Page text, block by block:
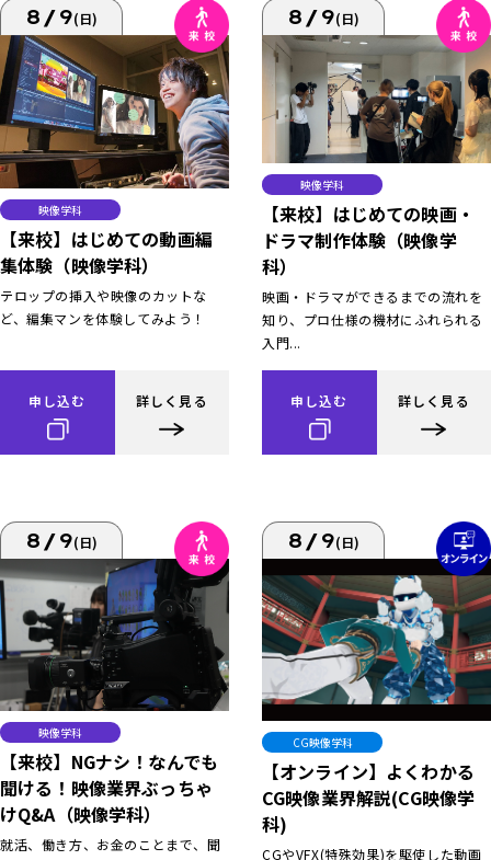
8/9(日)
映像学科
【来校】はじめての動画編
集体験（映像学科）
テロップの挿入や映像のカットな
ど、編集マンを体験してみよう！
申し込む 詳しく見る
8/9(日)
映像学科
【来校】はじめての映画・
ドラマ制作体験（映像学
科）
映画・ドラマができるまでの流れを
知り、プロ仕様の機材にふれられる
入門...
申し込む 詳しく見る
8/9(日)
映像学科
【来校】NGナシ！なんでも
聞ける！映像業界ぶっちゃ
けQ&A（映像学科）
就活、働き方、お金のことまで、聞
8/9(日)
CG映像学科
【オンライン】よくわかる
CG映像業界解説(CG映像学
科)
CGやVFX(特殊効果)を駆使した動画